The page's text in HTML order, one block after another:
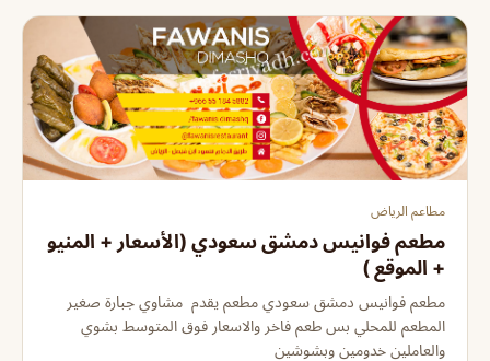
مطاعم الرياض
مطعم فوانيس دمشق سعودي (الأسعار + المنيو
+ الموقع )
مطعم فوانيس دمشق سعودي مطعم يقدم مشاوي جبارة صغير
المطعم للمحلي بس طعم فاخر والاسعار فوق المتوسط بشوي
والعاملين خدومين وبشوشين